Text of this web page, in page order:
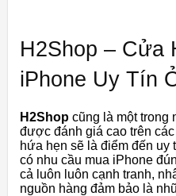
H2Shop – Cửa
iPhone Uy Tín
H2Shop cũng là một trong
được đánh giá cao trên
hứa hẹn sẽ là điểm đến uy
có nhu cầu mua iPhone
cả luôn luôn cạnh tranh,
nguồn hàng đảm bảo là